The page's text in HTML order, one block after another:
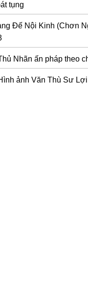
tụng
Đế Nội Kinh (Chơn
Nhãn ấn pháp theo
ảnh Văn Thù Sư